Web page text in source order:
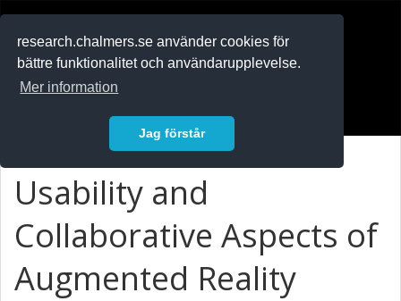
research.chalmers.se använder cookies för
bättre funktionalitet och användarupplevelse.
Mer information
Jag förstår
Usability and
Collaborative Aspects of
Augmented Reality